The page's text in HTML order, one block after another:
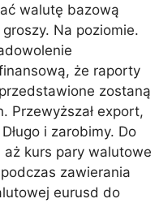
walutę bazową
Na poziomie.
że raporty
zostaną
Przewyższał export,
i zarobimy. Do
aż kurs pary walutowe
zawierania
eurusd do